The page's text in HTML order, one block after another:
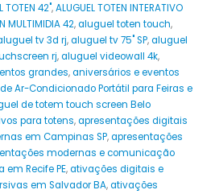
TOTEN 42",ALUGUEL TOTEN INTERATIVO
MULTIMIDIA 42,aluguel toten touch,
tv 3d rj,aluguel tv 75" SP,aluguel
rj,aluguel videowall 4k,
grandes,aniversários e eventos
Ar-Condicionado Portátil para Feiras e
de totem touch screen Belo
para totens,apresentações digitais
em Campinas SP,apresentações
modernas e comunicação
Recife PE,ativações digitais e
em Salvador BA,ativações